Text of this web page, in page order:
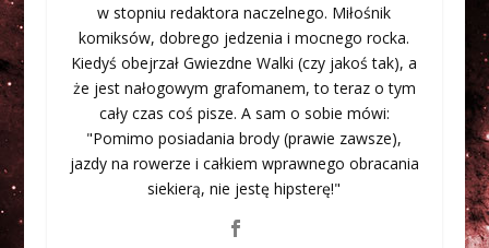
w stopniu redaktora naczelnego. Miłośnik
komiksów, dobrego jedzenia i mocnego rocka.
Kiedyś obejrzał Gwiezdne Walki (czy jakoś tak), a
że jest nałogowym grafomanem, to teraz o tym
cały czas coś pisze. A sam o sobie mówi:
"Pomimo posiadania brody (prawie zawsze),
jazdy na rowerze i całkiem wprawnego obracania
siekierą, nie jestę hipsterę!"